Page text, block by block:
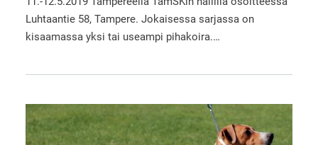
Luhtaantie 58, Tampere. Jokaisessa sarjassa on
kisaamassa yksi tai useampi pihakoira.…